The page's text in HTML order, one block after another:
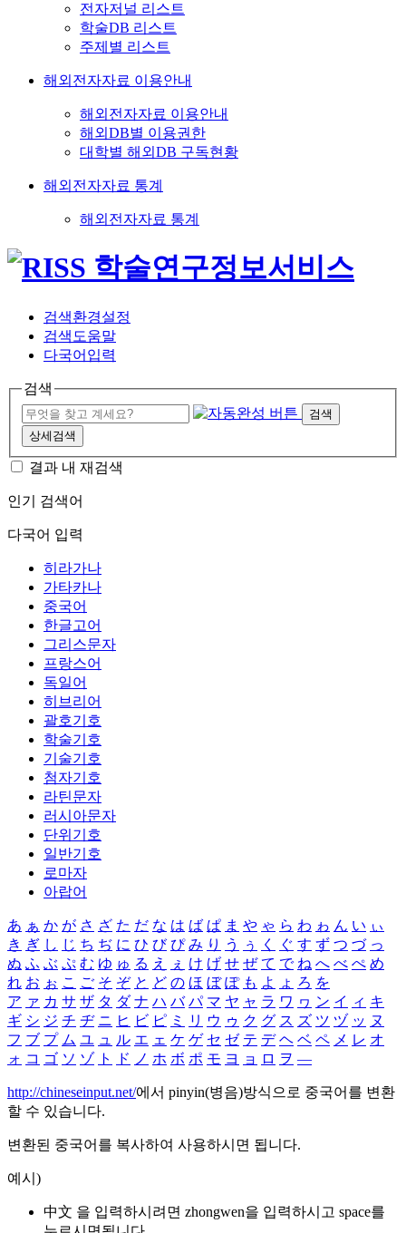
전자저널 리스트
학술DB 리스트
주제별 리스트
해외전자자료 이용안내
해외전자자료 이용안내
해외DB별 이용권한
대학별 해외DB 구독현황
해외전자자료 통계
해외전자자료 통계
검색환경설정
검색도움말
다국어입력
검색
검색
상세검색
결과 내 재검색
인기 검색어
다국어 입력
히라가나
가타카나
중국어
한글고어
그리스문자
프랑스어
독일어
히브리어
괄호기호
학술기호
기술기호
첨자기호
라틴문자
러시아문자
단위기호
일반기호
로마자
아랍어
あ ぁ か が さ ざ た だ な は ば ぱ ま や ゃ ら わ ゎ ん い ぃ
き ぎ し じ ち ぢ に ひ び ぴ み り う ぅ く ぐ す ず つ づ っ
ぬ ふ ぶ ぷ む ゆ ゅ る え ぇ け げ せ ぜ て で ね へ べ ぺ め
れ お ぉ こ ご そ ぞ と ど の ほ ぼ ぽ も よ ょ ろ を
ア ァ カ サ ザ タ ダ ナ ハ バ パ マ ヤ ャ ラ ワ ヮ ン イ ィ キ
ギ シ ジ チ ヂ ニ ヒ ビ ピ ミ リ ウ ゥ ク グ ス ズ ツ ヅ ッ ヌ
フ ブ プ ム ユ ュ ル エ ェ ケ ゲ セ ゼ テ デ ヘ ベ ペ メ レ オ
ォ コ ゴ ソ ゾ ト ド ノ ホ ボ ポ モ ヨ ョ ロ ヲ ―
http://chineseinput.net/에서 pinyin(병음)방식으로 중국어를 변환
할 수 있습니다.
변환된 중국어를 복사하여 사용하시면 됩니다.
예시)
中文 을 입력하시려면 zhongwen을 입력하시고 space를